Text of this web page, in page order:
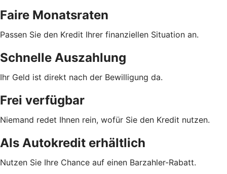
Faire Monatsraten
Passen Sie den Kredit Ihrer finanziellen Situation an.
Schnelle Auszahlung
Ihr Geld ist direkt nach der Bewilligung da.
Frei verfügbar
Niemand redet Ihnen rein, wofür Sie den Kredit nutzen.
Als Autokredit erhältlich
Nutzen Sie Ihre Chance auf einen Barzahler-Rabatt.